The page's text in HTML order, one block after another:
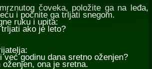
čoveka, položite ga na leđa,
i počnite ga trljati snegom.
ruku i upita:
ako je leto?
već godinu dana sretno oženjen?
ona je sretna.